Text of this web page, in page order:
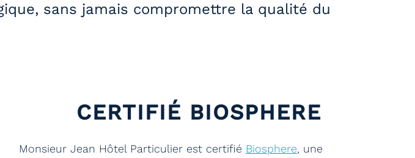
sans jamais compromettre la qualité du
CERTIFIÉ BIOSPHERE
Monsieur Jean Hôtel Particulier est certifié Biosphere, une